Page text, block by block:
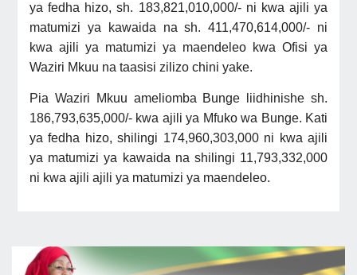
ya fedha hizo, sh. 183,821,010,000/- ni kwa ajili ya
matumizi ya kawaida na sh. 411,470,614,000/- ni
kwa ajili ya matumizi ya maendeleo kwa Ofisi ya
Waziri Mkuu na taasisi zilizo chini yake.
Pia Waziri Mkuu ameliomba Bunge liidhinishe sh.
186,793,635,000/- kwa ajili ya Mfuko wa Bunge. Kati
ya fedha hizo, shilingi 174,960,303,000 ni kwa ajili
ya matumizi ya kawaida na shilingi 11,793,332,000
ni kwa ajili ajili ya matumizi ya maendeleo.